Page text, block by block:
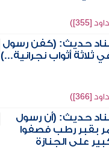
حديث: (كفن رسول
أثواب نجرانية...)
حديث: (أن رسول
بقبر رطب فصفوا
على الجنازة